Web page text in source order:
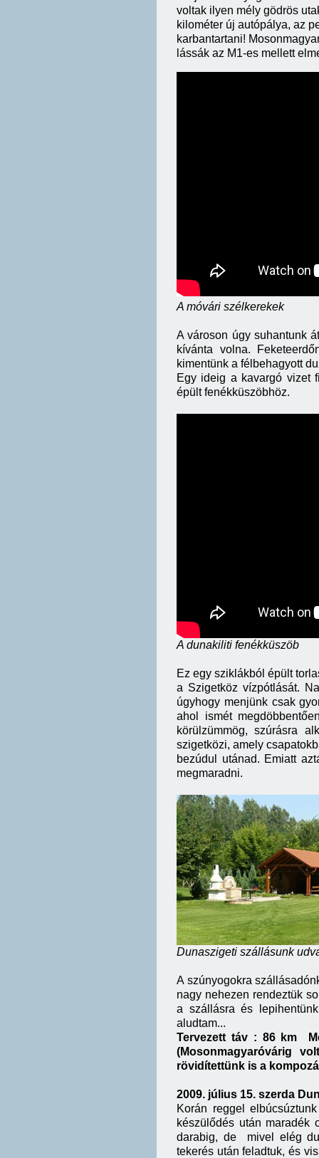
voltak ilyen mély gödrös
kilométer új autópálya, az
karbantartani!
lássák az M1-es mellett
A móvári szélkerekek
A városon úgy suhantunk
kívánta volna.
kimentünk a félbehagyott
Egy ideig a kavargó vizet
épült fenékküszöbhöz.
A dunakiliti fenékküszöb
Ez egy sziklákból épült
a Szigetköz vízpótlását.
úgyhogy menjünk csak
ahol ismét
körülzümmög, szúrásra
szigetközi, amely
bezúdul utánad. Emiatt
megmaradni.
Dunaszigeti szállásunk
A szúnyogokra
nagy nehezen rendeztük
a szállásra és
aludtam...
Tervezett táv : 86 km
(Mosonmagyaróvárig
rövidítettünk is a
2009. július 15. szerda
Korán reggel
készülődés után maradék
darabig, de mivel elég
tekerés után feladtuk, és